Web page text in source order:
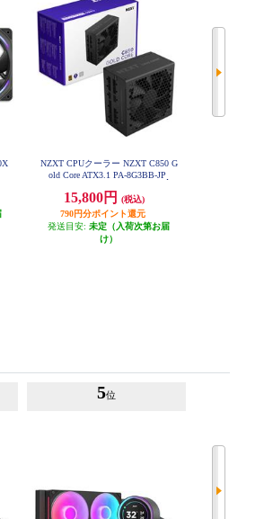
NZXT CPUクーラー NZXT C850 G
old Core ATX3.1 PA-8G3BB-JP
15,800円
(税込)
790円分ポイント還元
発送目安: 未定（入荷次第お届
け）
5位